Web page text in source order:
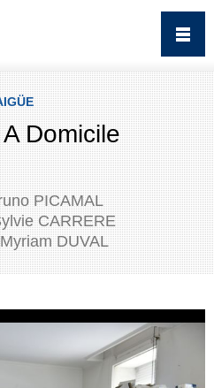
Domicile
PICAMAL
CARRERE
DUVAL